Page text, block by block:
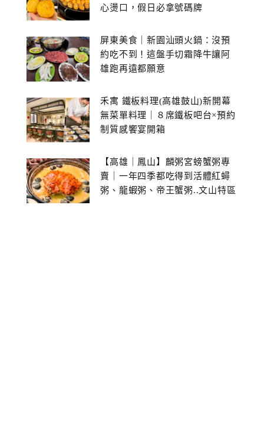
心燙口，假日必拿號碼牌
屏東美食｜新園汕頭火鍋：沒預
約吃不到！這盤手切霜降牛讓阿
雄跑再遠都願意
禾寓 鐵板料理(高雄鼓山)新開幕
無菜單料理｜８席鐵板吧台×預約
制質感饗宴開箱
【高雄｜鳳山】麟粥宮螃蟹粥專
賣｜一年四季都吃得到活體紅蟳
粥、龍蝦粥、帝王蟹粥..文山特區